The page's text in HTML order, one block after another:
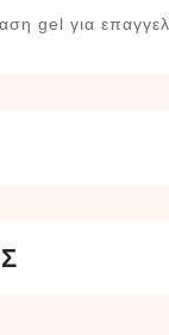
gel για